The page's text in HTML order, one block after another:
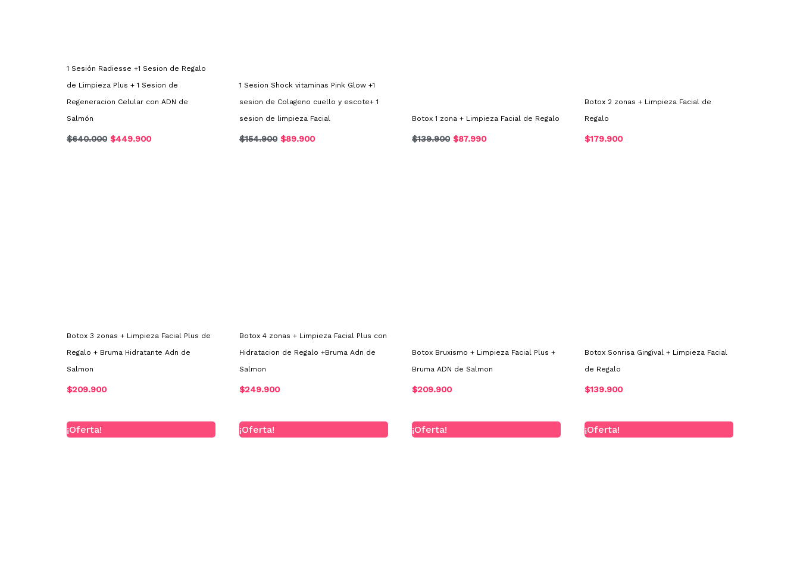
1 Sesión Radiesse +1 Sesion de Regalo
de Limpieza Plus + 1 Sesion de
Regeneracion Celular con ADN de
Salmón
$640.000 $449.900
1 Sesion Shock vitaminas Pink Glow +1
sesion de Colageno cuello y escote+ 1
sesion de limpieza Facial
$154.900 $89.900
Botox 1 zona + Limpieza Facial de Regalo
$139.900 $87.990
Botox 2 zonas + Limpieza Facial de
Regalo
$179.900
Botox 3 zonas + Limpieza Facial Plus de
Regalo + Bruma Hidratante Adn de
Salmon
$209.900
Botox 4 zonas + Limpieza Facial Plus con
Hidratacion de Regalo +Bruma Adn de
Salmon
$249.900
Botox Bruxismo + Limpieza Facial Plus +
Bruma ADN de Salmon
$209.900
Botox Sonrisa Gingival + Limpieza Facial
de Regalo
$139.900
¡Oferta!
precio
precio
¡Oferta!
precio
precio
¡Oferta!
precio
precio
¡Oferta!
precio
precio